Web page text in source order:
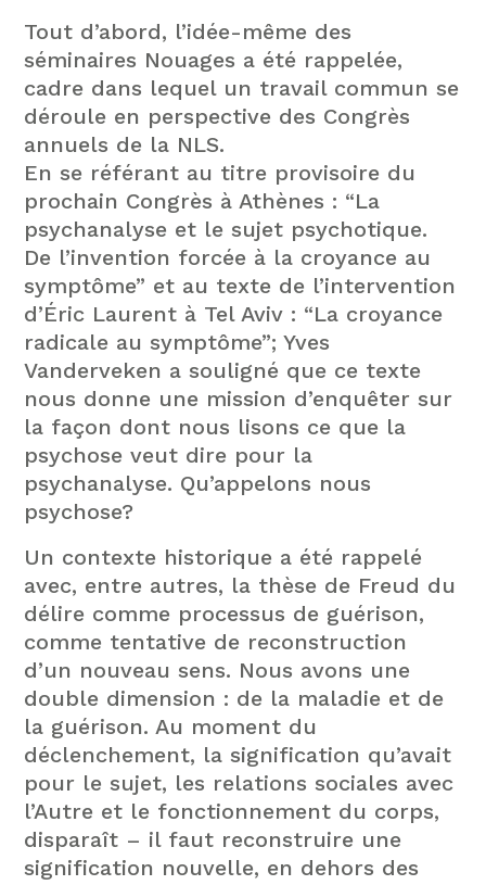
Tout d’abord, l’idée-même des
séminaires Nouages a été rappelée,
cadre dans lequel un travail commun se
déroule en perspective des Congrès
annuels de la NLS.
En se référant au titre provisoire du
prochain Congrès à Athènes : “La
psychanalyse et le sujet psychotique.
De l’invention forcée à la croyance au
symptôme” et au texte de l’intervention
d’Éric Laurent à Tel Aviv : “La croyance
radicale au symptôme”; Yves
Vanderveken a souligné que ce texte
nous donne une mission d’enquêter sur
la façon dont nous lisons ce que la
psychose veut dire pour la
psychanalyse. Qu’appelons nous
psychose?
Un contexte historique a été rappelé
avec, entre autres, la thèse de Freud du
délire comme processus de guérison,
comme tentative de reconstruction
d’un nouveau sens. Nous avons une
double dimension : de la maladie et de
la guérison. Au moment du
déclenchement, la signification qu’avait
pour le sujet, les relations sociales avec
l’Autre et le fonctionnement du corps,
disparaît – il faut reconstruire une
signification nouvelle, en dehors des